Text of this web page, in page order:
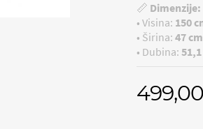
📏 Dimenzije:
• Visina: 150
• Širina:47 cm
• Dubina: